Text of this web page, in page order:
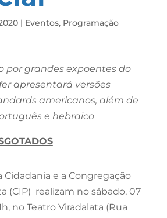
| Eventos, Programação
por grandes expoentes do
apresentará versões
americanos, além de
e hebraico
Cidadania e a Congregação
(CIP) realizam no sábado, 07
no Teatro Viradalata (Rua